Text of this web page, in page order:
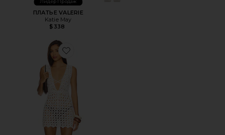
Лидер Продаж
ПЛАТЬЕ VALERIE
Katie May
$338
Favorite ПЛАТЬЕ FRAYA